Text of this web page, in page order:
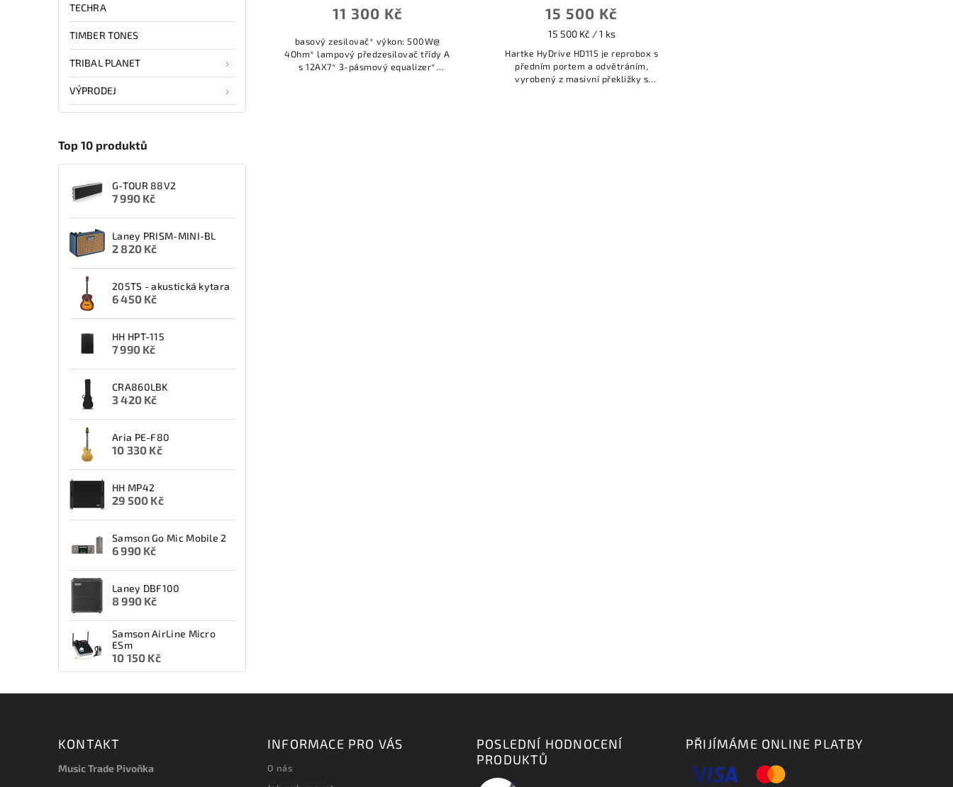
TECHRA
TIMBER TONES
TRIBAL PLANET
VÝPRODEJ
Top 10 produktů
G-TOUR 88V2
7 990 Kč
Laney PRISM-MINI-BL
2 820 Kč
205TS - akustická kytara
6 450 Kč
HH HPT-115
7 990 Kč
CRA860LBK
3 420 Kč
Aria PE-F80
10 330 Kč
HH MP42
29 500 Kč
Samson Go Mic Mobile 2
6 990 Kč
Laney DBF100
8 990 Kč
Samson AirLine Micro
ESm
10 150 Kč
11 300 Kč
basový zesilovač* výkon: 500W@
4Ohm* lampový předzesilovač třídy A
s 12AX7* 3-pásmový equalizer*
15 500 Kč
15 500 Kč / 1 ks
Hartke HyDrive HD115 je reprobox s
předním portem a odvětráním,
vyrobený z masivní překližky s
KONTAKT
Music Trade Pivoňka
INFORMACE PRO VÁS
O nás
POSLEDNÍ HODNOCENÍ
PRODUKTŮ
PŘIJÍMÁME ONLINE PLATBY